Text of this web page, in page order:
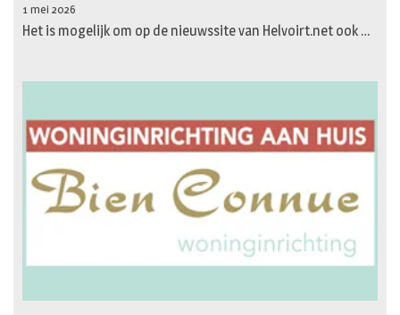
1 mei 2026
Het is mogelijk om op de nieuwssite van Helvoirt.net ook …